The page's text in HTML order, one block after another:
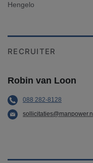
Hengelo
RECRUITER
Robin van Loon
088 282-8128
sollicitaties@manpower.nl